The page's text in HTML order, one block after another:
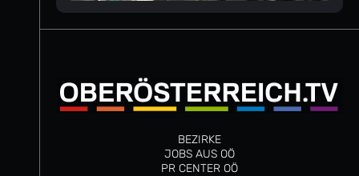
BEZIRKE
JOBS AUS OÖ
PR CENTER OÖ